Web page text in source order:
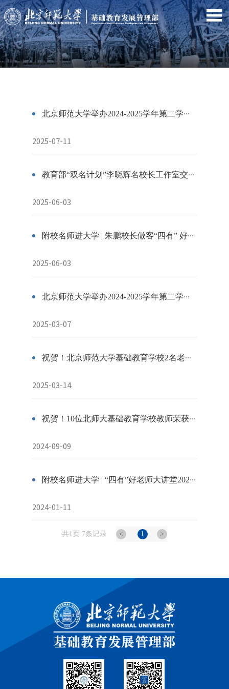
北京师范大学举办2024-2025学年第二学期“名师名校长”讲坛
2025-07-11
教育部“双名计划”李晓辉名校长工作室交流诊断与提升活动在北师大北海附中举行
2025-06-03
附校名师进大学 | 朱鹏校长做客“四有” 好老师大讲堂
2025-06-03
北京师范大学举办2024-2025学年第二学期“名师名校长”讲坛
2025-03-07
祝贺！北京师范大学基础教育学校2名老师荣获北京市三八红旗奖章
2025-03-14
祝贺！10位北师大基础教育学校教师荣获北京市教育系统“育人先锋”
2024-09-09
附校名师进大学 | “四有”好老师大讲堂2023秋季学期主题报告会成功举办
2024-01-11
共1页 7条记录 < 1 >